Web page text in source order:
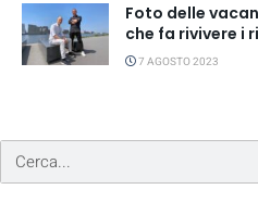
Foto delle
che fa rivivere i
7 AGOSTO 2023